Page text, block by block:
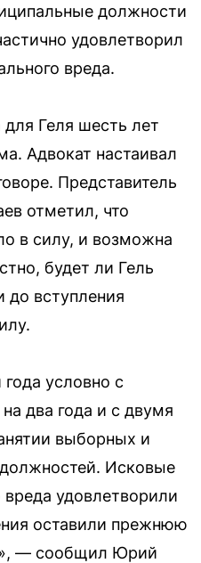
должности
удовлетворил
вреда.
Геля шесть лет
Адвокат настаивал
Представитель
отметил, что
в силу, и возможна
будет ли Гель
до вступления
условно с
два года и с двумя
выборных и
Исковые
удовлетворили
оставили прежнюю
— сообщил Юрий